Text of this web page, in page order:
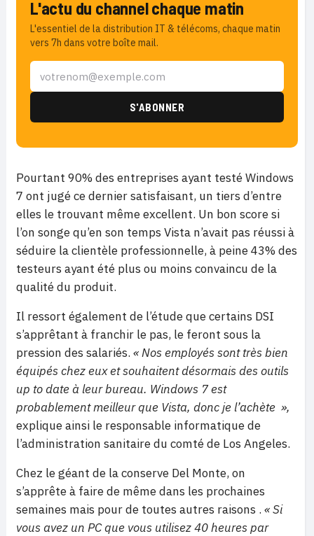
L'actu du channel chaque matin
L'essentiel de la distribution IT & télécoms, chaque matin
vers 7h dans votre boîte mail.
Pourtant 90% des entreprises ayant testé Windows
7 ont jugé ce dernier satisfaisant, un tiers d’entre
elles le trouvant même excellent. Un bon score si
l’on songe qu’en son temps Vista n’avait pas réussi à
séduire la clientèle professionnelle, à peine 43% des
testeurs ayant été plus ou moins convaincu de la
qualité du produit.
Il ressort également de l’étude que certains DSI
s’apprêtant à franchir le pas, le feront sous la
pression des salariés. « Nos employés sont très bien
équipés chez eux et souhaitent désormais des outils
up to date à leur bureau. Windows 7 est
probablement meilleur que Vista, donc je l’achète »,
explique ainsi le responsable informatique de
l’administration sanitaire du comté de Los Angeles.
Chez le géant de la conserve Del Monte, on
s’apprête à faire de même dans les prochaines
semaines mais pour de toutes autres raisons . « Si
vous avez un PC que vous utilisez 40 heures par